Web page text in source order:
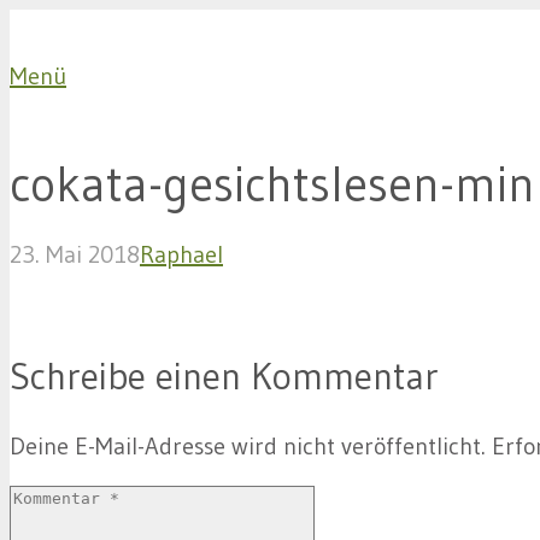
Menü
cokata-gesichtslesen-min
23. Mai 2018Raphael
Schreibe einen Kommentar
Deine E-Mail-Adresse wird nicht veröffentlicht.